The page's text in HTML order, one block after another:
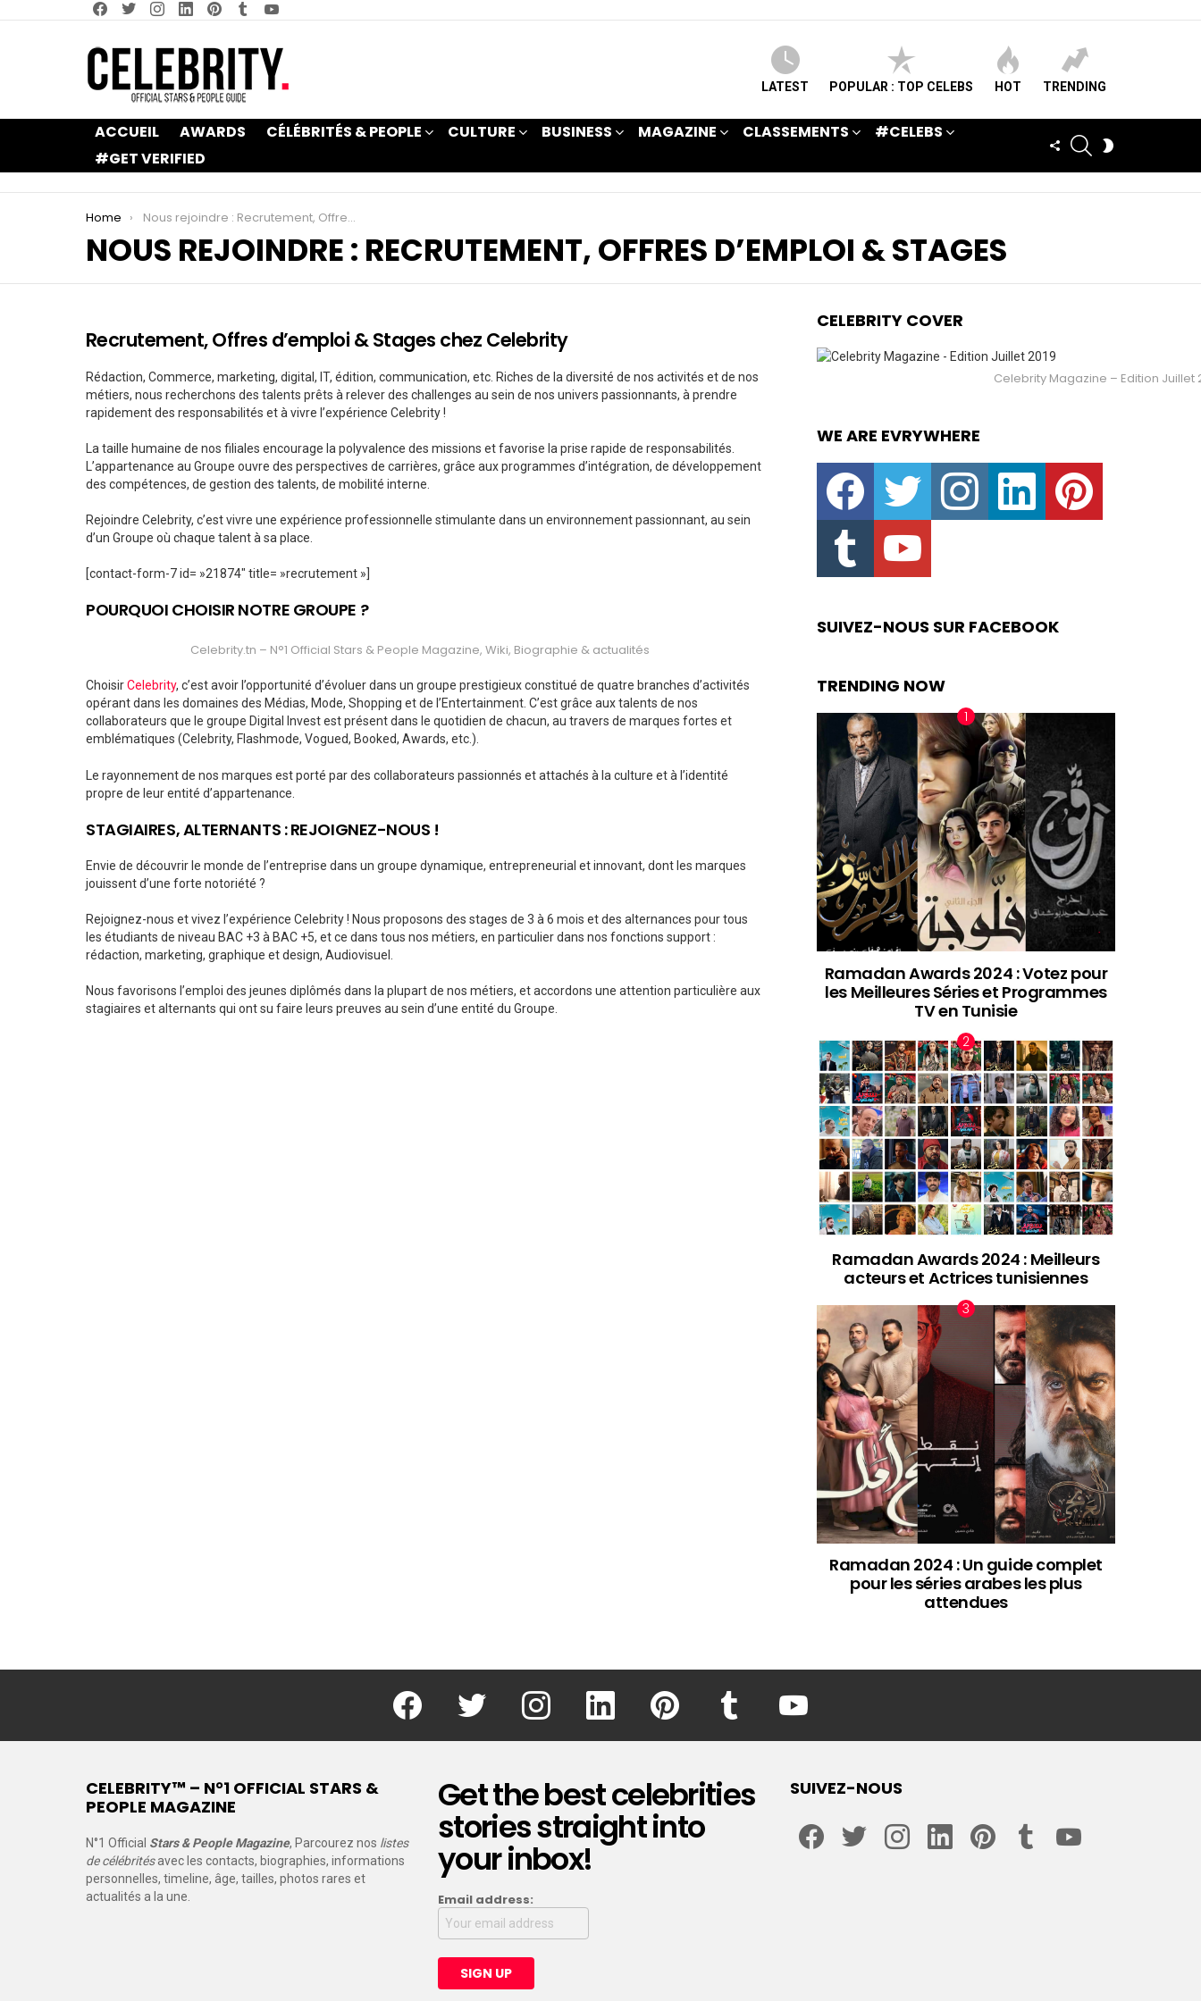
LATEST POPULAR : TOP CELEBS HOT TRENDING
ACCUEIL AWARDS CÉLÉBRITÉS & PEOPLE CULTURE BUSINESS MAGAZINE CLASSEMENTS
#CELEBS
#GET VERIFIED
FOLLOWSEARCH
You are here:
Home Nous rejoindre : Recrutement, Offres d’emploi & Stages
NOUS REJOINDRE : RECRUTEMENT, OFFRES D’EMPLOI & STAGES
Recrutement, Offres d’emploi & Stages chez Celebrity
Rédaction, Commerce, marketing, digital, IT, édition, communication, etc. Riches de la diversité de nos activités et de nos
métiers, nous recherchons des talents prêts à relever des challenges au sein de nos univers passionnants, à prendre
rapidement des responsabilités et à vivre l’expérience Celebrity !
La taille humaine de nos filiales encourage la polyvalence des missions et favorise la prise rapide de responsabilités.
L’appartenance au Groupe ouvre des perspectives de carrières, grâce aux programmes d’intégration, de développement
des compétences, de gestion des talents, de mobilité interne.
Rejoindre Celebrity, c’est vivre une expérience professionnelle stimulante dans un environnement passionnant, au sein
d’un Groupe où chaque talent à sa place.
[contact-form-7 id= »21874″ title= »recrutement »]
POURQUOI CHOISIR NOTRE GROUPE ?
Celebrity.tn – N°1 Official Stars & People Magazine, Wiki, Biographie & actualités
ChoisirCelebrity, c’est avoir l’opportunité d’évoluer dans un groupe prestigieux constitué de quatre branches d’activités
opérant dans les domaines des Médias, Mode, Shopping et de l’Entertainment. C’est grâce aux talents de nos
collaborateurs que le groupe Digital Invest est présent dans le quotidien de chacun, au travers de marques fortes et
emblématiques (Celebrity, Flashmode, Vogued, Booked, Awards, etc.).
Le rayonnement de nos marques est porté par des collaborateurs passionnés et attachés à la culture et à l’identité
propre de leur entité d’appartenance.
STAGIAIRES, ALTERNANTS : REJOIGNEZ-NOUS !
Envie de découvrir le monde de l’entreprise dans un groupe dynamique, entrepreneurial et innovant, dont les marques
jouissent d’une forte notoriété ?
Rejoignez-nous et vivez l’expérience Celebrity ! Nous proposons des stages de 3 à 6 mois et des alternances pour tous
les étudiants de niveau BAC +3 à BAC +5, et ce dans tous nos métiers, en particulier dans nos fonctions support :
rédaction, marketing, graphique et design, Audiovisuel.
Nous favorisons l’emploi des jeunes diplômés dans la plupart de nos métiers, et accordons une attention particulière aux
stagiaires et alternants qui ont su faire leurs preuves au sein d’une entité du Groupe.
CELEBRITY COVER
Celebrity Magazine – Edition Juillet
WE ARE EVRYWHERE
facebook twitter instagram linkedin pinterest
tumblr youtube
SUIVEZ-NOUS SUR FACEBOOK
TRENDING NOW
Ramadan Awards 2024 : Votez pour
les Meilleures Séries et Programmes
TV en Tunisie
Ramadan Awards 2024 : Meilleurs
acteurs et Actrices tunisiennes
Ramadan 2024 : Un guide complet
pour les séries arabes les plus
attendues
facebook twitter instagram linkedin pinterest youtube
CELEBRITY™ – N°1 OFFICIAL STARS &
PEOPLE MAGAZINE
N°1 Official Stars & People Magazine, Parcourez nos listes
de célébritésavec les contacts, biographies, informations
personnelles, timeline, âge, tailles, photos rares et
actualités a la une.
Get the best celebrities
stories straight into
your inbox!
Email address:
SUIVEZ-NOUS